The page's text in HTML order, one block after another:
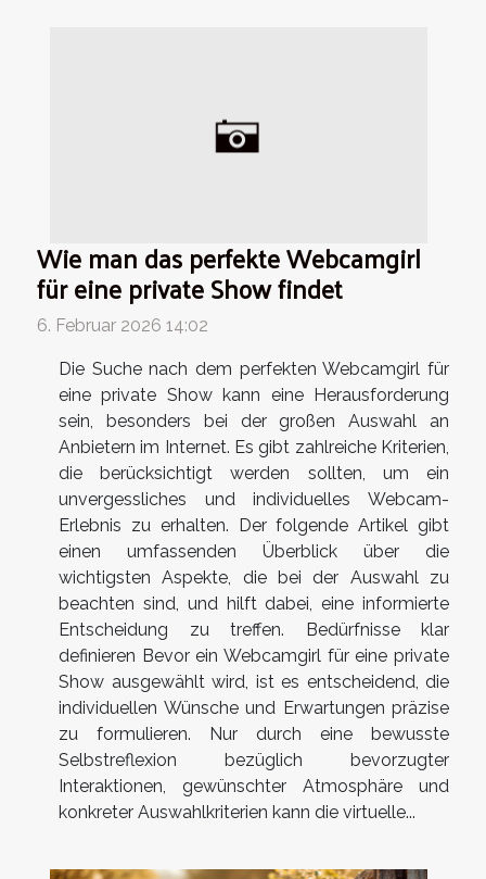
Wie man das perfekte Webcamgirl
für eine private Show findet
6. Februar 2026 14:02
Die Suche nach dem perfekten Webcamgirl für
eine private Show kann eine Herausforderung
sein, besonders bei der großen Auswahl an
Anbietern im Internet. Es gibt zahlreiche Kriterien,
die berücksichtigt werden sollten, um ein
unvergessliches und individuelles Webcam-
Erlebnis zu erhalten. Der folgende Artikel gibt
einen umfassenden Überblick über die
wichtigsten Aspekte, die bei der Auswahl zu
beachten sind, und hilft dabei, eine informierte
Entscheidung zu treffen. Bedürfnisse klar
definieren Bevor ein Webcamgirl für eine private
Show ausgewählt wird, ist es entscheidend, die
individuellen Wünsche und Erwartungen präzise
zu formulieren. Nur durch eine bewusste
Selbstreflexion bezüglich bevorzugter
Interaktionen, gewünschter Atmosphäre und
konkreter Auswahlkriterien kann die virtuelle...